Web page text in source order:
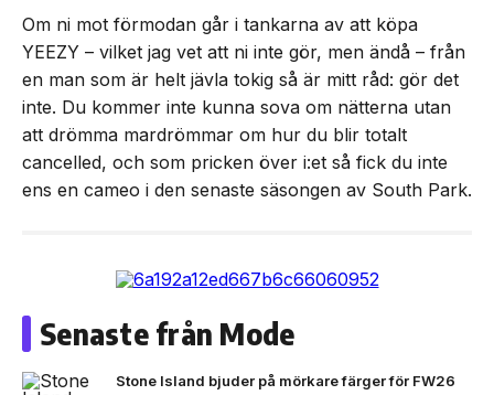
Om ni mot förmodan går i tankarna av att köpa
YEEZY – vilket jag vet att ni inte gör, men ändå – från
en man som är helt jävla tokig så är mitt råd: gör det
inte. Du kommer inte kunna sova om nätterna utan
att drömma mardrömmar om hur du blir totalt
cancelled, och som pricken över i:et så fick du inte
ens en cameo i den senaste säsongen av South Park.
Senaste från Mode
Stone Island bjuder på mörkare färger för FW26